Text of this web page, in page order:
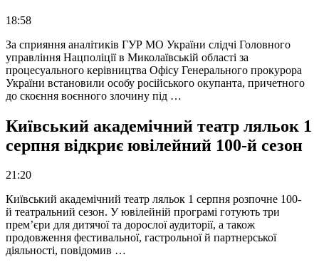
18:58
За сприяння аналітиків ГУР МО України слідчі Головного
управління Нацполіції в Миколаївській області за
процесуального керівництва Офісу Генерального прокурора
України встановили особу російського окупанта, причетного
до скоєння воєнного злочину під …
Київський академічний театр ляльок 1
серпня відкриє ювілейний 100-й сезон
21:20
Київський академічний театр ляльок 1 серпня розпочне 100-
й театральний сезон. У ювілейній програмі готують три
прем’єри для дитячої та дорослої аудиторії, а також
продовження фестивальної, гастрольної й партнерської
діяльності, повідомив …